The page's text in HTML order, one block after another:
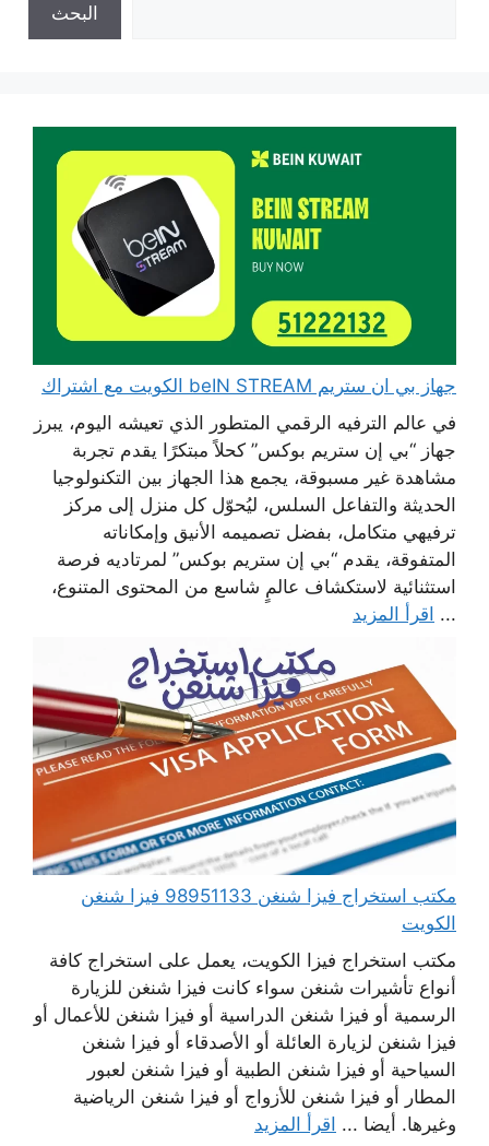
البحث
جهاز بي ان ستريم beIN STREAM الكويت مع اشتراك
في عالم الترفيه الرقمي المتطور الذي تعيشه اليوم، يبرز
جهاز “بي إن ستريم بوكس” كحلاً مبتكرًا يقدم تجربة
مشاهدة غير مسبوقة، يجمع هذا الجهاز بين التكنولوجيا
الحديثة والتفاعل السلس، ليُحوّل كل منزل إلى مركز
ترفيهي متكامل، بفضل تصميمه الأنيق وإمكاناته
المتفوقة، يقدم “بي إن ستريم بوكس” لمرتاديه فرصة
استثنائية لاستكشاف عالمٍ شاسع من المحتوى المتنوع،
... اقرأ المزيد
مكتب استخراج فيزا شنغن 98951133 فيزا شنغن
الكويت
مكتب استخراج فيزا الكويت، يعمل على استخراج كافة
أنواع تأشيرات شنغن سواء كانت فيزا شنغن للزيارة
الرسمية أو فيزا شنغن الدراسية أو فيزا شنغن للأعمال أو
فيزا شنغن لزيارة العائلة أو الأصدقاء أو فيزا شنغن
السياحية أو فيزا شنغن الطبية أو فيزا شنغن لعبور
المطار أو فيزا شنغن للأزواج أو فيزا شنغن الرياضية
وغيرها. أيضا ... اقرأ المزيد